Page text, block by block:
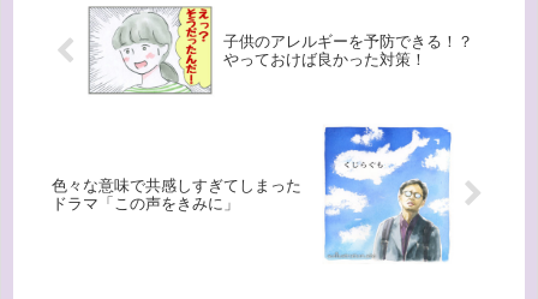
子供のアレルギーを予防できる！？
やっておけば良かった対策！
色々な意味で共感しすぎてしまった
ドラマ「この声をきみに」